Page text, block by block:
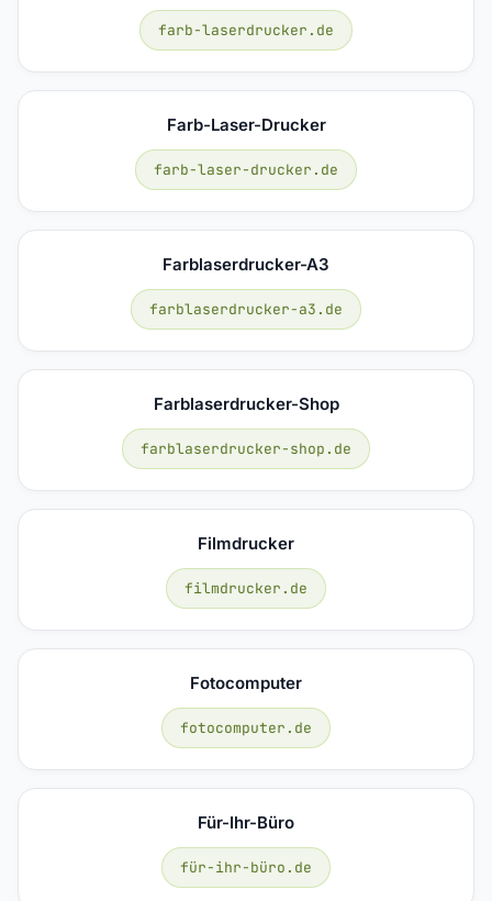
farb-laserdrucker.de
Farb-Laser-Drucker
farb-laser-drucker.de
Farblaserdrucker-A3
farblaserdrucker-a3.de
Farblaserdrucker-Shop
farblaserdrucker-shop.de
Filmdrucker
filmdrucker.de
Fotocomputer
fotocomputer.de
Für-Ihr-Büro
für-ihr-büro.de